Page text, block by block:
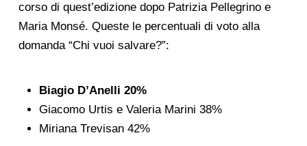
corso di quest’edizione dopo Patrizia Pellegrino e
Maria Monsé. Queste le percentuali di voto alla
domanda “Chi vuoi salvare?”:
Biagio D’Anelli 20%
Giacomo Urtis e Valeria Marini 38%
Miriana Trevisan 42%